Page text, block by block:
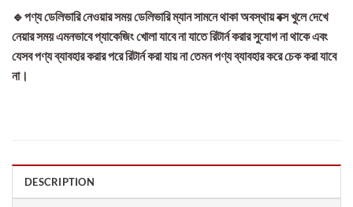
🔹পণ্য ডেলিভারি নেওয়ার সময় ডেলিভারি ম্যান সামনে থাকা অবস্থায় বক্স খুলে দেখে
নেয়ার সময় এমনভাবে প্যাকেজিং খোলা যাবে না যাতে রিটার্ন করার সুযোগ না থাকে এবং
যেসব পণ্য ব্যাবহার করার পরে রিটার্ন করা যায় না তেমন পণ্য ব্যাবহার করে চেক করা যাবে
না।
DESCRIPTION